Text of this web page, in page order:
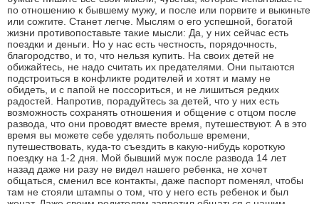
по отношению к бывшему мужу, и после или порвите и выкиньте
или сожгите. Станет легче. Мыслям о его успешной, богатой
жизни противопоставьте такие мысли: Да, у них сейчас есть
поездки и деньги. Но у нас есть честность, порядочность,
благородство, и то, что нельзя купить. На своих детей не
обижайтесь, не надо считать их предателями. Они пытаются
подстроиться в конфликте родителей и хотят и маму не
обидеть, и с папой не поссориться, и не лишиться редких
радостей. Напротив, порадуйтесь за детей, что у них есть
возможность сохранять отношения и общение с отцом после
развода, что они проводят вместе время, путешествуют. А в это
время вы можете себе уделять побольше времени,
путешествовать, куда-то съездить в какую-нибудь короткую
поездку на 1-2 дня. Мой бывший муж после развода 14 лет
назад даже ни разу не видел нашего ребенка, не хочет
общаться, сменил все контакты, даже паспорт поменял, чтобы
там не стояли штампы о том, что у него есть ребенок и был